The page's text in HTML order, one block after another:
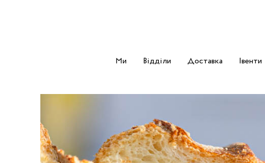
Ми Відділи Доставка Івенти